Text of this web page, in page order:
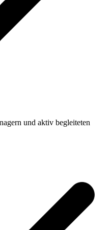
und aktiv begleiteten